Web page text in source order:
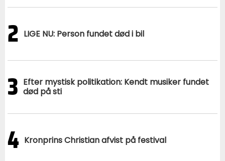
2 LIGE NU: Person fundet død i bil
3 Efter mystisk politikation: Kendt musiker fundet
død på sti
4 Kronprins Christian afvist på festival